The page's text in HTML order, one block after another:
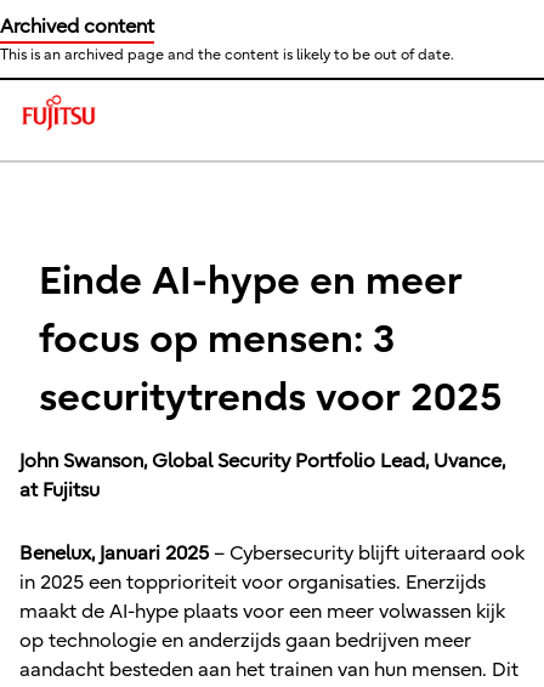
Archived content
This is an archived page and the content is likely to be out of date.
This is a skip link click here to skip to main contents
Einde AI-hype en meer
focus op mensen: 3
securitytrends voor 2025
John Swanson, Global Security Portfolio Lead, Uvance,
at Fujitsu
Benelux, Januari 2025 – Cybersecurity blijft uiteraard ook
in 2025 een topprioriteit voor organisaties. Enerzijds
maakt de AI-hype plaats voor een meer volwassen kijk
op technologie en anderzijds gaan bedrijven meer
aandacht besteden aan het trainen van hun mensen. Dit